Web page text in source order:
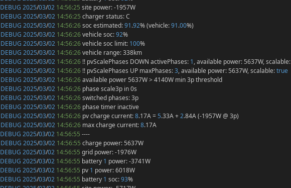
DEBUG 2025/03/02 14:56:25 site power: -1957W
DEBUG 2025/03/02 14:56:25 charger status: C
DEBUG 2025/03/02 14:56:26soc estimated:91.92% (vehicle:91.00%)
DEBUG 2025/03/02 14:56:26vehicle soc:92%
DEBUG 2025/03/02 14:56:26vehicle soc limit: 100%
DEBUG 2025/03/02 14:56:26vehicle range: 338km
DEBUG 2025/03/02 14:56:26 !! pvScalePhases DOWN activePhases: 1, available power: 5637W, scalable:
DEBUG 2025/03/02 14:56:26 !! pvScalePhases UP maxPhases:3, available power: 5637W, scalable:true
DEBUG 2025/03/02 14:56:26available power 5637W > 4140W min 3p threshold
DEBUG 2025/03/02 14:56:26 phase scale3p in 0s
DEBUG 2025/03/02 14:56:26switched phases: 3p
DEBUG 2025/03/02 14:56:26 phase timer inactive
DEBUG 2025/03/02 14:56:26 pv charge current:8.17A =5.33A +2.84A (-1957W @ 3p)
DEBUG 2025/03/02 14:56:26 max charge current:8.17A
DEBUG 2025/03/02 14:56:55 ----
DEBUG 2025/03/02 14:56:55 charge power: 5637W
DEBUG 2025/03/02 14:56:55 grid power: -1976W
DEBUG 2025/03/02 14:56:55 battery 1 power: -3741W
DEBUG 2025/03/02 14:56:55 pv 1 power: 6018W
DEBUG 2025/03/02 14:56:55 battery 1 soc:93%